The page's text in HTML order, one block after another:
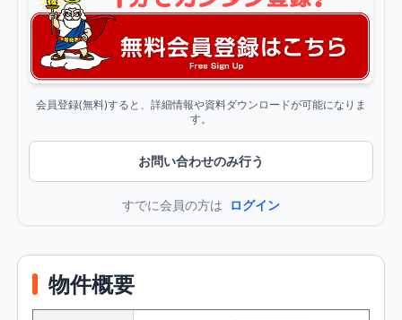
会員登録(無料)すると、詳細情報や資料ダウンロードが可能になりま
す。
お問い合わせのみ行う
すでに会員の方は ログイン
物件概要